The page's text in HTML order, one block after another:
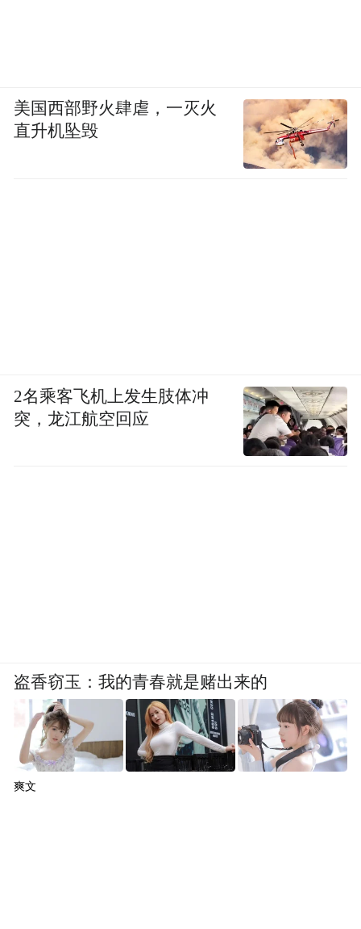
美国西部野火肆虐，一灭火
直升机坠毁
2名乘客飞机上发生肢体冲
突，龙江航空回应
盗香窃玉：我的青春就是赌出来的
爽文